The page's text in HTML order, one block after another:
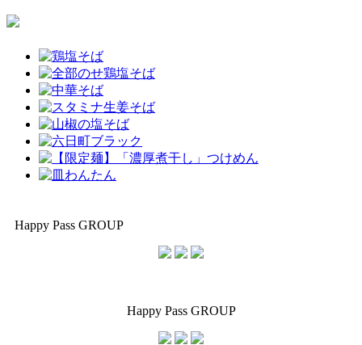
Happy Pass GROUP
Happy Pass GROUP